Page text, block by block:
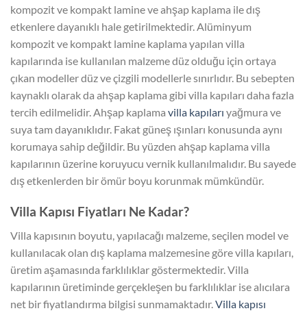
kompozit ve kompakt lamine ve ahşap kaplama ile dış
etkenlere dayanıklı hale getirilmektedir. Alüminyum
kompozit ve kompakt lamine kaplama yapılan villa
kapılarında ise kullanılan malzeme düz olduğu için ortaya
çıkan modeller düz ve çizgili modellerle sınırlıdır. Bu sebepten
kaynaklı olarak da ahşap kaplama gibi villa kapıları daha fazla
tercih edilmelidir. Ahşap kaplama villa kapıları yağmura ve
suya tam dayanıklıdır. Fakat güneş ışınları konusunda aynı
korumaya sahip değildir. Bu yüzden ahşap kaplama villa
kapılarının üzerine koruyucu vernik kullanılmalıdır. Bu sayede
dış etkenlerden bir ömür boyu korunmak mümkündür.
Villa Kapısı Fiyatları Ne Kadar?
Villa kapısının boyutu, yapılacağı malzeme, seçilen model ve
kullanılacak olan dış kaplama malzemesine göre villa kapıları,
üretim aşamasında farklılıklar göstermektedir. Villa
kapılarının üretiminde gerçekleşen bu farklılıklar ise alıcılara
net bir fiyatlandırma bilgisi sunmamaktadır. Villa kapısı